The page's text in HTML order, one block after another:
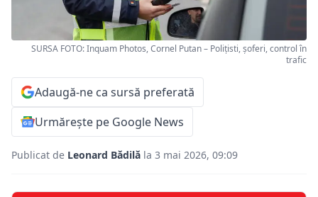
SURSA FOTO: Inquam Photos, Cornel Putan – Polițisti, șoferi, control în
trafic
Adaugă-ne ca sursă preferată
Urmărește pe Google News
Publicat de Leonard Bădilă la 3 mai 2026, 09:09